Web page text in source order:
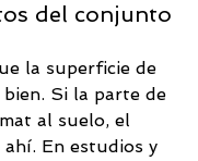
del conjunto
la superficie de
Si la parte de
al suelo, el
En estudios y